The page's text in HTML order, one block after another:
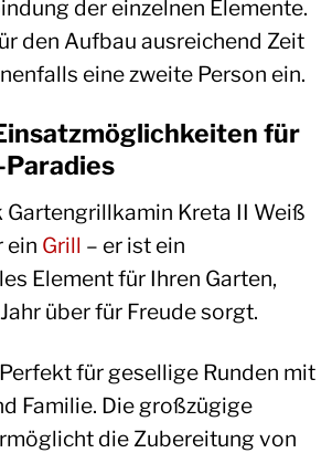
der einzelnen Elemente.
den Aufbau ausreichend Zeit
eine zweite Person ein.
für
Gartengrillkamin Kreta II Weiß
ein Grill – er ist ein
Element für Ihren Garten,
über für Freude sorgt.
Perfekt für gesellige Runden mit
Familie. Die großzügige
die Zubereitung von